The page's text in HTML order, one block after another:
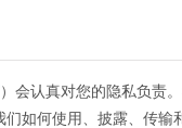
）会认真对您的隐私负责
如何使用、披露、传输